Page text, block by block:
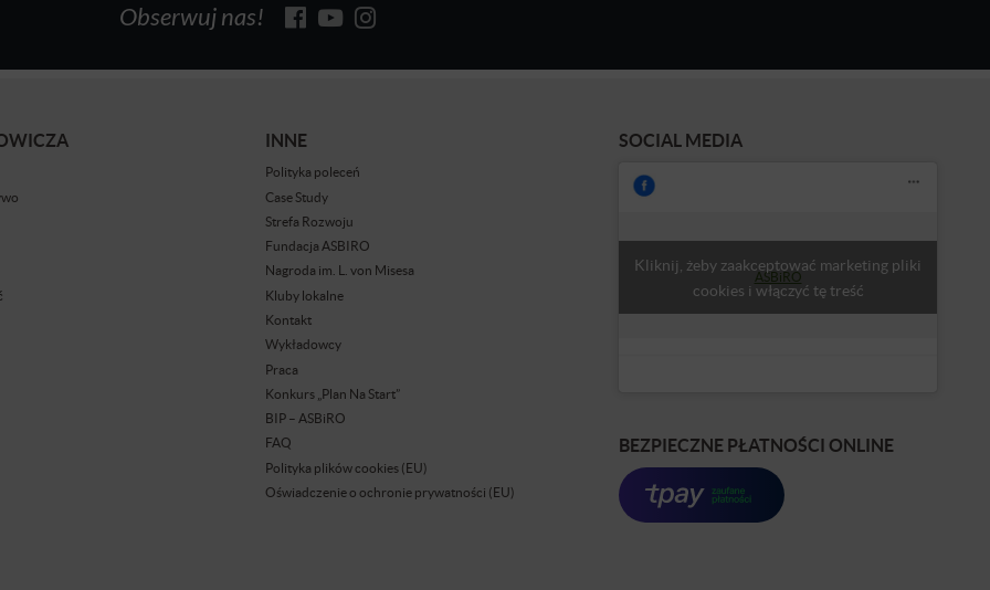
Obserwuj nas!
INNE
Polityka poleceń
Case Study
Strefa Rozwoju
Fundacja ASBIRO
Nagroda im. L. von Misesa
Kluby lokalne
Kontakt
Wykładowcy
Praca
Konkurs „Plan Na Start”
BIP – ASBiRO
FAQ
Polityka plików cookies (EU)
Oświadczenie o ochronie prywatności (EU)
SOCIAL MEDIA
ASBiRO
Kliknij, żeby zaakceptować marketing pliki
cookies i włączyć tę treść
BEZPIECZNE PŁATNOŚCI ONLINE